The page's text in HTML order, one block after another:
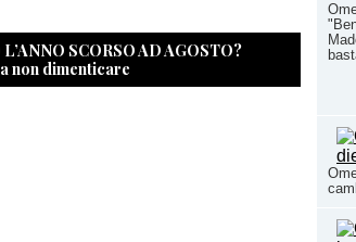
SCORSO AD AGOSTO?
non dimenticare